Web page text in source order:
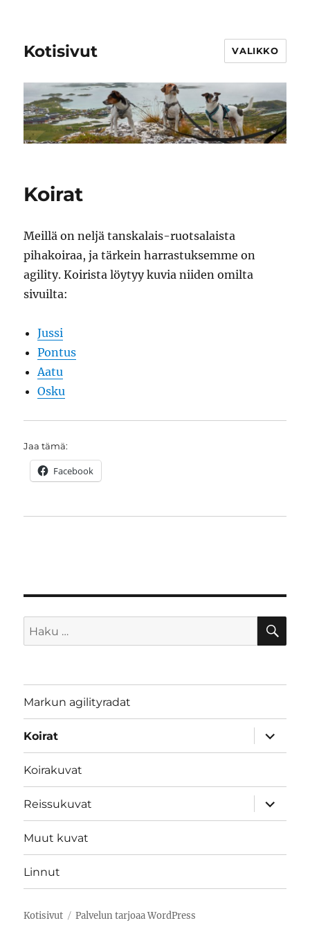
Kotisivut VALIKKO
Koirat
Meillä on neljä tanskalais-ruotsalaista
pihakoiraa, ja tärkein harrastuksemme on
agility. Koirista löytyy kuvia niiden omilta
sivuilta:
Jussi
Pontus
Aatu
Osku
Jaa tämä:
Facebook
Etsi:
Markun agilityradat
Koirat
näytä
Koirakuvat
Reissukuvat
näytä
Muut kuvat
Linnut
Kotisivut Palvelun tarjoaa WordPress